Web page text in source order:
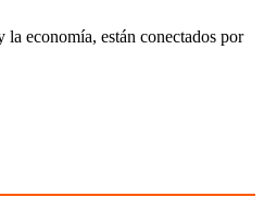
la economía, están conectados por